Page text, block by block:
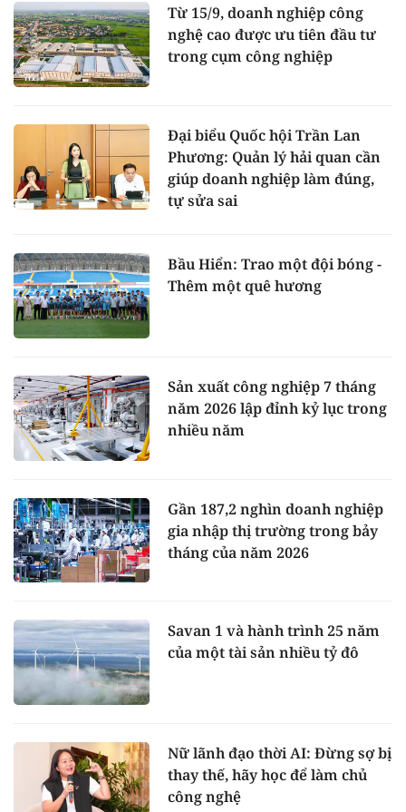
Từ 15/9, doanh nghiệp công
nghệ cao được ưu tiên đầu tư
trong cụm công nghiệp
Đại biểu Quốc hội Trần Lan
Phương: Quản lý hải quan cần
giúp doanh nghiệp làm đúng,
tự sửa sai
Bầu Hiển: Trao một đội bóng -
Thêm một quê hương
Sản xuất công nghiệp 7 tháng
năm 2026 lập đỉnh kỷ lục trong
nhiều năm
Gần 187,2 nghìn doanh nghiệp
gia nhập thị trường trong bảy
tháng của năm 2026
Savan 1 và hành trình 25 năm
của một tài sản nhiều tỷ đô
Nữ lãnh đạo thời AI: Đừng sợ bị
thay thế, hãy học để làm chủ
công nghệ